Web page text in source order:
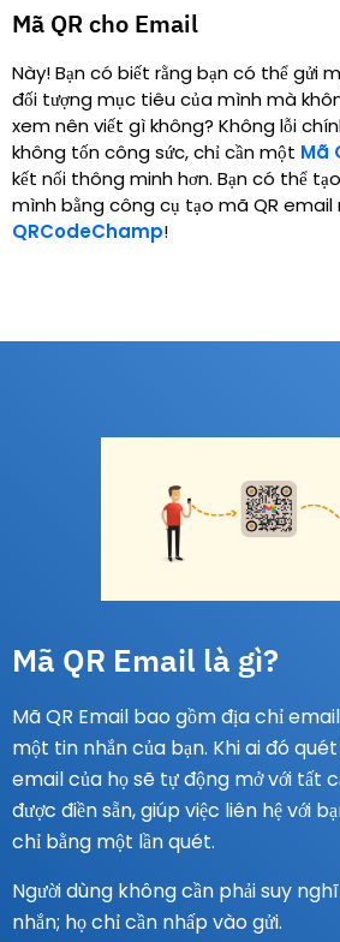
Mã QR cho Email
Này! Bạn có biết rằng bạn có thể gửi
đối tượng mục tiêu của mình mà
xem nên viết gì không? Không lỗi
không tốn công sức, chỉ cần một Mã
kết nối thông minh hơn. Bạn có thể
mình bằng công cụ tạo mã QR email
QRCodeChamp!
Mã QR Email là gì?
Mã QR Email bao gồm địa chỉ
một tin nhắn của bạn. Khi ai đó
email của họ sẽ tự động mở với tất
được điền sẵn, giúp việc liên hệ với
chỉ bằng một lần quét.
Người dùng không cần phải suy
nhắn; họ chỉ cần nhấp vào gửi.